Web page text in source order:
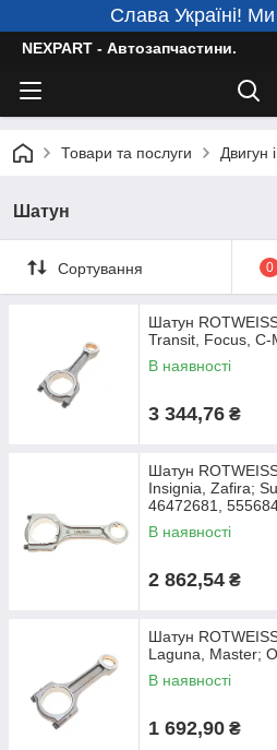
Слава Україні!
NEXPART - Автозапчастини.
Товари та послуги Двигун
Шатун
Сортування 0
Шатун
Transit, Focus,
В наявності
3 344,76 ₴
Шатун
Insignia, Zafira;
46472681,
В наявності
2 862,54 ₴
Шатун
Laguna, Master;
В наявності
1 692,90 ₴